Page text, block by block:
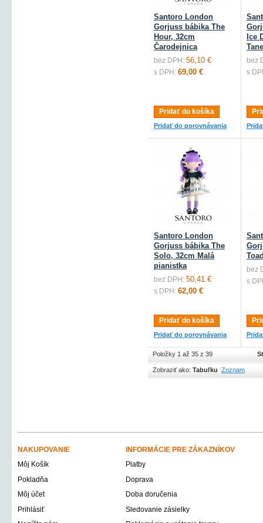
Santoro London
Gorjuss bábika The
Hour, 32cm
Čarodejnica
bez DPH: 56,10 €
s DPH: 69,00 €
Pridať do košíka
Pridať do porovnávania
Ice
bez
s
Santoro London
Gorjuss bábika The
Solo, 32cm Malá
pianistka
bez DPH: 50,41 €
s DPH: 62,00 €
Pridať do košíka
Pridať do porovnávania
bez
s
Položky 1 až 35 z 39
Zobraziť ako: Tabuľku Zoznam
NAKUPOVANIE
INFORMÁCIE PRE ZÁKAZNÍKOV
Môj Košík
Platby
Pokladňa
Doprava
Môj účet
Doba doručenia
Prihlásiť
Sledovanie zásielky